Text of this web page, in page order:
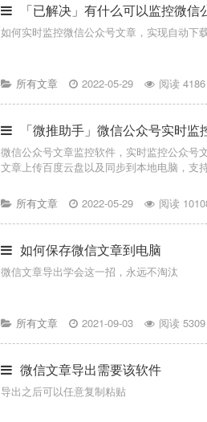
「已解决」有什么可以监控微
如何实时监控微信公众号文章，实现自动下
所有文章 2022-05-29 阅读 4186
「微推助手」微信公众号实时
微信公众号文章监控软件，实时监控公众号
文章上传百度云盘以及同步到本地电脑，支
所有文章 2022-05-29 阅读
如何保存微信文章到电脑
微信文章导出学会这一招，永远不淘汰
所有文章 2021-09-03 阅读 5309
微信文章导出需要该软件
导出之后可以任意复制粘贴